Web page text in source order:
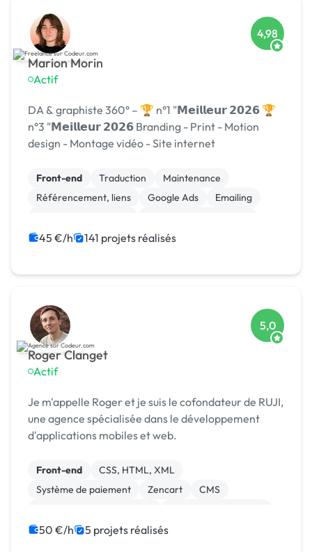
Marion Morin
Actif
4,98
DA & graphiste 360° – 🏆 n°1 "𝗠𝗲𝗶𝗹𝗹𝗲𝘂𝗿 𝟮𝟬𝟮𝟲 🏆
n°3 "𝗠𝗲𝗶𝗹𝗹𝗲𝘂𝗿 𝟮𝟬𝟮𝟲 Branding - Print - Motion
design - Montage vidéo - Site internet
Front-end Traduction
Maintenance
Référencement, liens
Google Ads
Emailing
Migration ou refonte de site
Landing page
45 €/h 141 projets réalisés
Roger Clanget
Actif
5,0
Je m'appelle Roger et je suis le cofondateur de RUJI,
une agence spécialisée dans le développement
d'applications mobiles et web.
Front-end
CSS, HTML, XML
Système de paiement
Zencart
CMS
Gestion site web
Landing page
50 €/h 5 projets réalisés